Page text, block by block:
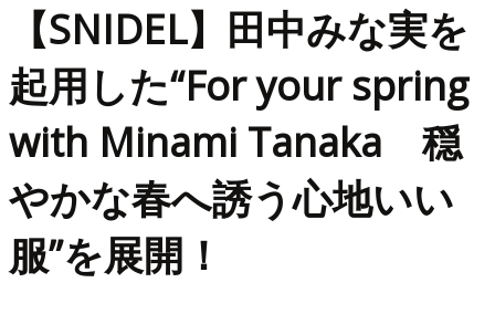
【SNIDEL】田中みな実を
起用した“For your spring
with Minami Tanaka 穏
やかな春へ誘う心地いい
服”を展開！